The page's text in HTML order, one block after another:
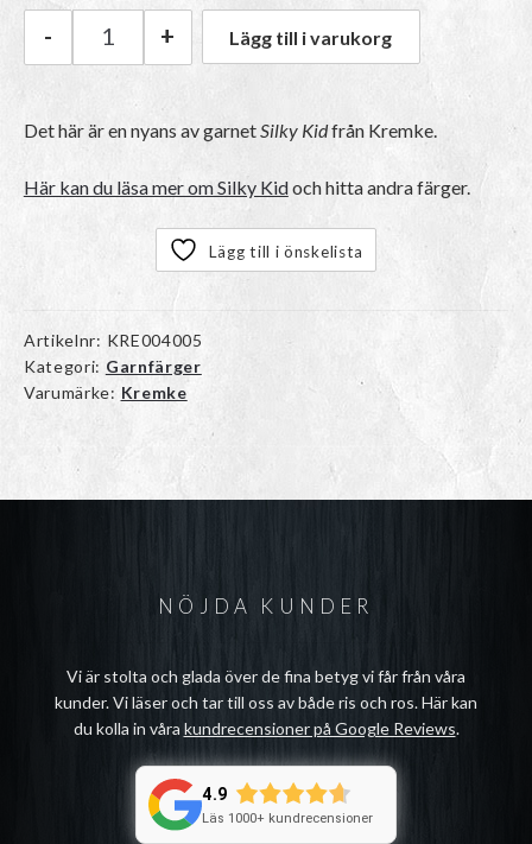
Kremke Silky Kid | 06_064 Ljusgrå mängd
- + Lägg till i varukorg
Det här är en nyans av garnetSilky Kidfrån Kremke.
Här kan du läsa mer om Silky Kidoch hitta andra färger.
Lägg till i önskelista
Artikelnr: KRE004005
Kategori: Garnfärger
Varumärke: Kremke
NÖJDA KUNDER
Vi är stolta och glada över de fina betyg vi får från våra
kunder. Vi läser och tar till oss av både ris och ros. Här kan
du kolla in våra kundrecensioner på Google Reviews.
4.9
Läs 1000+ kundrecensioner